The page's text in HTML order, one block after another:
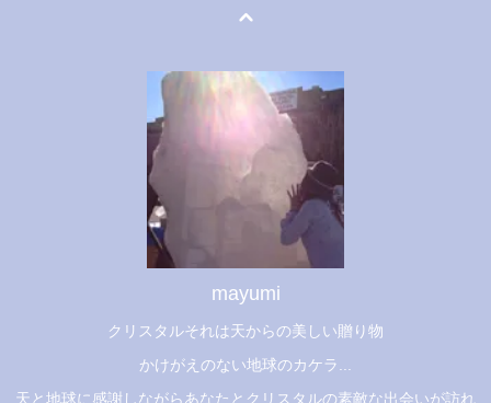
mayumi
クリスタルそれは天からの美しい贈り物
かけがえのない地球のカケラ...
天と地球に感謝しながらあなたとクリスタルの素敵な出会いが訪れ